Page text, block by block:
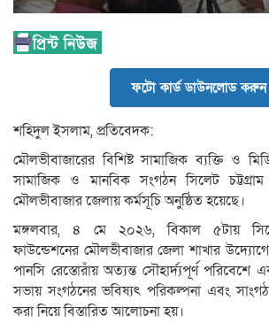
ফটো কার্ড ডাউনলোড করুন
শ‌হিদুল ইসলাম, প্রতি‌বেদক:
মৌলভীবাজারের বি‌শিষ্ট সাম‌া‌জিক ব‌্যক্তি ও
সাম‌া‌জিক ও মান‌বিক সংগঠন সি‌লেট চট্টগ্রাম
মৌলভীবাজার ‌জেলায় কর্মসূ‌চি অনু‌ষ্ঠিত হয়ে‌ছে।
মঙ্গলবার, ৪ মে ২০২৬, বিকাল ৫টায়
ফাউন্ডেশনের মৌলভীবাজার জেলা শাখার
পানসি রেস্তোরাঁয় অত্যন্ত সৌহার্দ্যপূর্ণ পরিবেশে
সভায় সংগঠনের ভবিষ্যৎ পরিকল্পনা এবং
করা নিয়ে বিস্তারিত আলোচনা হয়।